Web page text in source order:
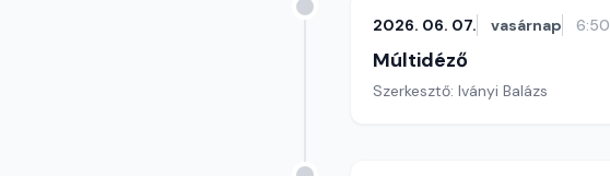
2026. 06. 07. vasárnap 6:50
Múltidéző
Szerkesztő: Iványi Balázs